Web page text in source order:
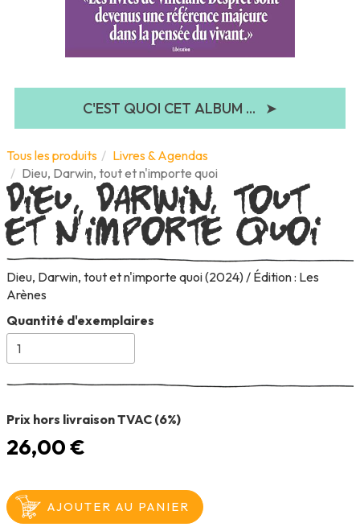
C'EST QUOI CET ALBUM ... ➤
Tous les produits
Livres & Agendas
Dieu, Darwin, tout et n'importe quoi
Dieu, Darwin, tout
et n'importe quoi
Dieu, Darwin, tout et n'importe quoi (2024) / Édition : Les
Arènes
Quantité d'exemplaires
Prix hors livraison TVAC (6%)
26,00 €